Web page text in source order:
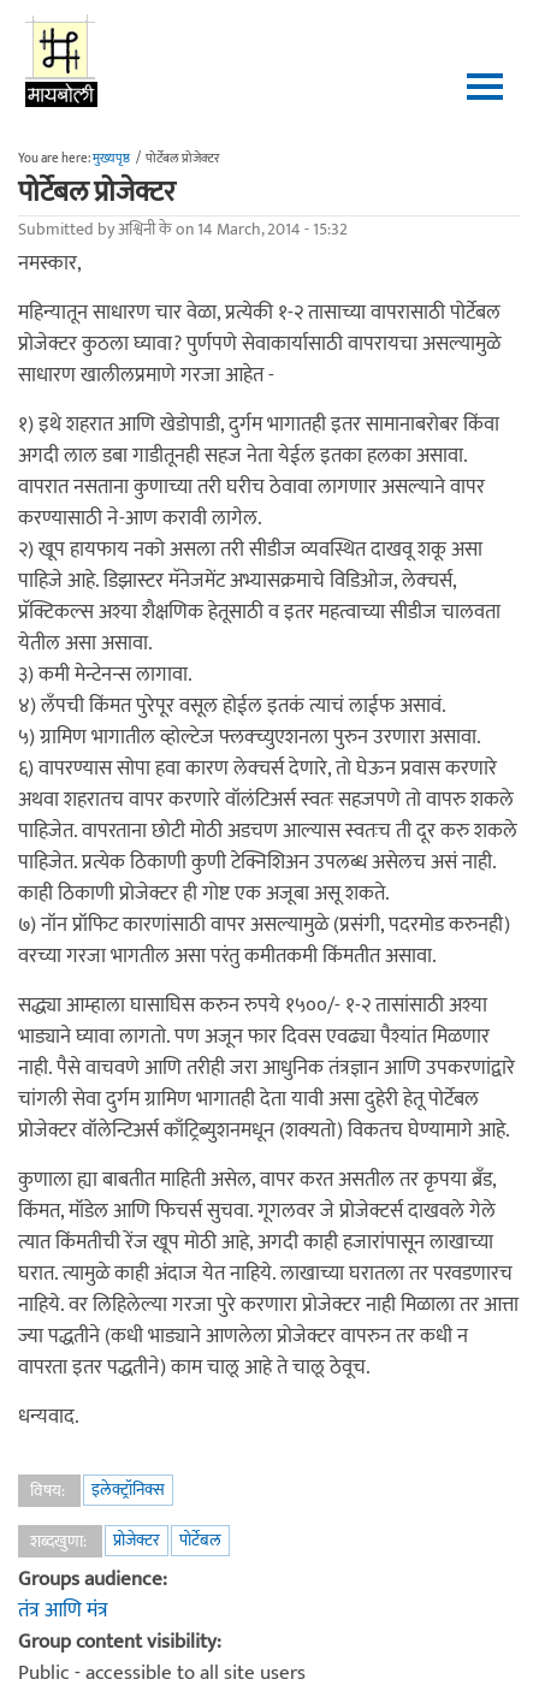
Skip to main content
You are here:मुख्यपृष्ठ / पोर्टेबल प्रोजेक्टर
पोर्टेबल प्रोजेक्टर
Submitted byअश्विनी केon 14 March, 2014 - 15:32
नमस्कार,
महिन्यातून साधारण चार वेळा, प्रत्येकी १-२ तासाच्या वापरासाठी पोर्टेबल
प्रोजेक्टर कुठला घ्यावा? पुर्णपणे सेवाकार्यासाठी वापरायचा असल्यामुळे
साधारण खालीलप्रमाणे गरजा आहेत -
१) इथे शहरात आणि खेडोपाडी, दुर्गम भागातही इतर सामानाबरोबर किंवा
अगदी लाल डबा गाडीतूनही सहज नेता येईल इतका हलका असावा.
वापरात नसताना कुणाच्या तरी घरीच ठेवावा लागणार असल्याने वापर
करण्यासाठी ने-आण करावी लागेल.
२) खूप हायफाय नको असला तरी सीडीज व्यवस्थित दाखवू शकू असा
पाहिजे आहे. डिझास्टर मॅनेजमेंट अभ्यासक्रमाचे विडिओज, लेक्चर्स,
प्रॅक्टिकल्स अश्या शैक्षणिक हेतूसाठी व इतर महत्वाच्या सीडीज चालवता
येतील असा असावा.
३) कमी मेन्टेनन्स लागावा.
४) लँपची किंमत पुरेपूर वसूल होईल इतकं त्याचं लाईफ असावं.
५) ग्रामिण भागातील व्होल्टेज फ्लक्च्युएशनला पुरुन उरणारा असावा.
६) वापरण्यास सोपा हवा कारण लेक्चर्स देणारे, तो घेऊन प्रवास करणारे
अथवा शहरातच वापर करणारे वॉलंटिअर्स स्वतः सहजपणे तो वापरु शकले
पाहिजेत. वापरताना छोटी मोठी अडचण आल्यास स्वतःच ती दूर करु शकले
पाहिजेत. प्रत्येक ठिकाणी कुणी टेक्निशिअन उपलब्ध असेलच असं नाही.
काही ठिकाणी प्रोजेक्टर ही गोष्ट एक अजूबा असू शकते.
७) नॉन प्रॉफिट कारणांसाठी वापर असल्यामुळे (प्रसंगी, पदरमोड करुनही)
वरच्या गरजा भागतील असा परंतु कमीतकमी किंमतीत असावा.
सद्ध्या आम्हाला घासाघिस करुन रुपये १५००/- १-२ तासांसाठी अश्या
भाड्याने घ्यावा लागतो. पण अजून फार दिवस एवढ्या पैश्यांत मिळणार
नाही. पैसे वाचवणे आणि तरीही जरा आधुनिक तंत्रज्ञान आणि उपकरणांद्वारे
चांगली सेवा दुर्गम ग्रामिण भागातही देता यावी असा दुहेरी हेतू पोर्टेबल
प्रोजेक्टर वॉलेन्टिअर्स काँट्रिब्युशनमधून (शक्यतो) विकतच घेण्यामागे आहे.
कुणाला ह्या बाबतीत माहिती असेल, वापर करत असतील तर कृपया ब्रँड,
किंमत, मॉडेल आणि फिचर्स सुचवा. गूगलवर जे प्रोजेक्टर्स दाखवले गेले
त्यात किंमतीची रेंज खूप मोठी आहे, अगदी काही हजारांपासून लाखाच्या
घरात. त्यामुळे काही अंदाज येत नाहिये. लाखाच्या घरातला तर परवडणारच
नाहिये. वर लिहिलेल्या गरजा पुरे करणारा प्रोजेक्टर नाही मिळाला तर आत्ता
ज्या पद्धतीने (कधी भाड्याने आणलेला प्रोजेक्टर वापरुन तर कधी न
वापरता इतर पद्धतीने) काम चालू आहे ते चालू ठेवूच.
धन्यवाद.
विषय:
इलेक्ट्रॉनिक्स
शब्दखुणा:
प्रोजेक्टर पोर्टेबल
Groups audience:
तंत्र आणि मंत्र
Group content visibility:
Public - accessible to all site users